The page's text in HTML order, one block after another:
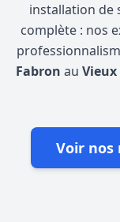
installation de
complète : nos
Fabron au Vieux
Voir nos